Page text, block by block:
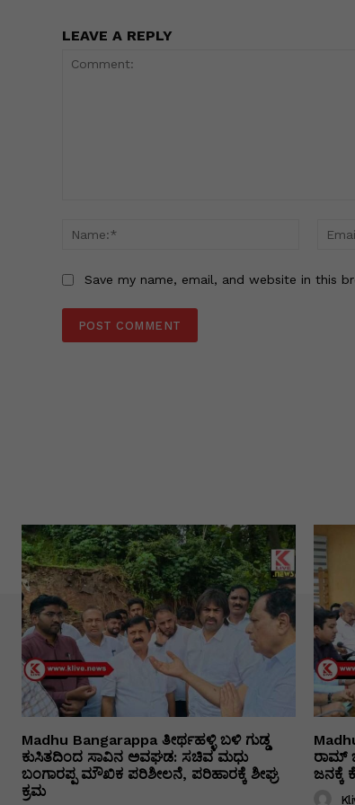
LEAVE A REPLY
Name:*
Save my name, email, and website in this
Madhu Bangarappa ತೀರ್ಥಹಳ್ಳಿ ಬಳಿ ಗುಡ್ಡ
ಕುಸಿತದಿಂದ ಸಾವಿನ ಅವಘಡ: ಸಚಿವ ಮಧು
ಬಂಗಾರಪ್ಪ ಮೌಖಿಕ ಪರಿಶೀಲನೆ, ಪರಿಹಾರಕ್ಕೆ ಶೀಘ್ರ
ಕ್ರಮ
ರಾಮ್
ಜನಕ್ಕೆ